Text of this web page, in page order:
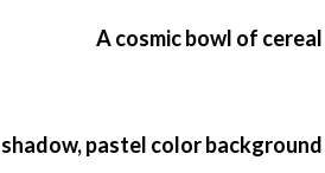
A cosmic bowl of cereal
pastel color background